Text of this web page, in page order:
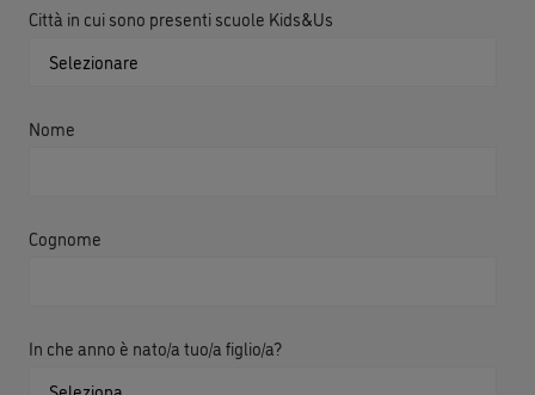
Città in cui sono presenti scuole Kids&Us
Nome
Cognome
In che anno è nato/a tuo/a figlio/a?